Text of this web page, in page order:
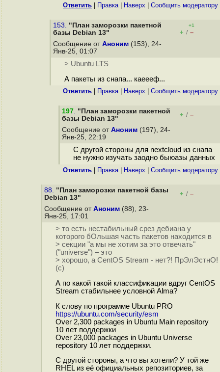
Ответить Правка| Наверх Cообщить модератору
153. "План заморозки пакетной
базы Debian 13"
+1
+ / –
Сообщение от Аноним (153), 24-
Янв-25, 01:07
> Ubuntu LTS
А пакеты из снапа... каеееф...
Ответить Правка| Наверх Cообщить модератору
197. "План заморозки пакетной
базы Debian 13"
+ / –
Сообщение от Аноним (197), 24-
Янв-25, 22:19
С другой стороны для nextcloud из снапа
не нужно изучать заодно быюазы данных
Ответить Правка| Наверх Cообщить модератору
88. "План заморозки пакетной базы
Debian 13"
+ / –
Сообщение от Аноним (88), 23-
Янв-25, 17:01
> то есть нестабильный срез дебиана у
которого бОльшая часть пакетов находится в
> секции "а мы не хотим за это отвечать"
("universe") – это
> хорошо, а CentOS Stream - нет?! ПрЭлЭстнО!
(с)
А по какой такой классификации вдруг CentOS
Stream стабильнее условной Alma?
К слову по программе Ubuntu PRO
https://ubuntu.com/security/esm
Over 2,300 packages in Ubuntu Main repository
10 лет поддержки
Over 23,000 packages in Ubuntu Universe
repository 10 лет поддержки.
С другой стороны, а что вы хотели? У той же
RHEL из её официальных репозиториев, за